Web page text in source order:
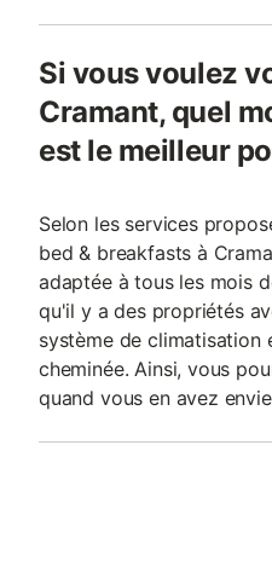
Si vous voulez
Cramant, quel
est le meilleur
Selon les services
bed & breakfasts à
adaptée à tous les mois
qu'il y a des propriétés
système de climatisation
cheminée. Ainsi, vous
quand vous en avez